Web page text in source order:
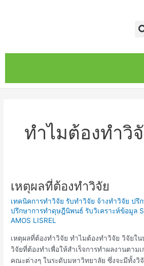
ทำไมต้องทำวิ
เหตุผลที่ต้องทำวิจัย
เทคนิคการทำวิจัย รับทำวิจัย จ้างทำวิจัย ปรึ
ปรึกษาการทำดุษฎีนิพนธ์ รับวิเคราะห์ข้อมูล
AMOS LISREL
เหตุผลที่ต้องทำวิจัย ทำไมต้องทำวิจัย วิจัยใ
วิจัยที่ต้องทำเพื่อให้สำเร็จการทำผลงานตา
คณะต่างๆ ในระดับมหาวิทยาลัย ซึ่งจะมีทั้ง
เหตุผล
ต้อง
ทำ